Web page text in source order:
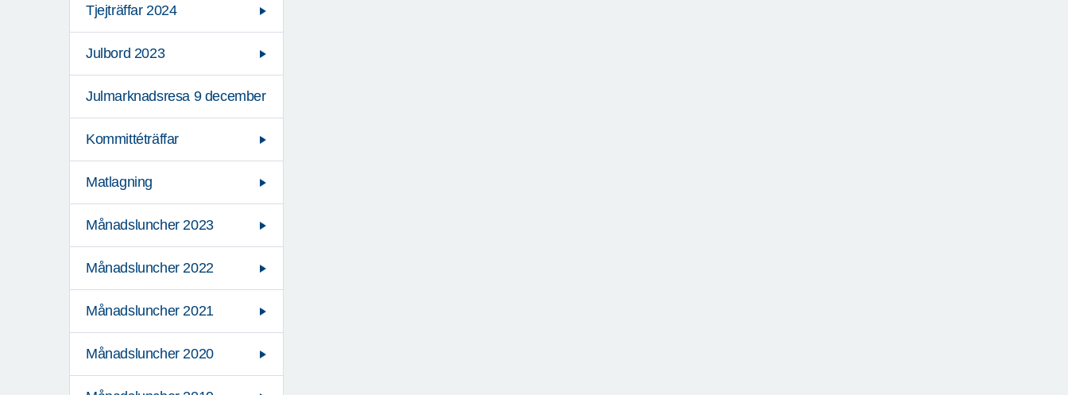
Tjejträffar 2024
Julbord 2023
Julmarknadsresa 9 december
Kommittéträffar
Matlagning
Månadsluncher 2023
Månadsluncher 2022
Månadsluncher 2021
Månadsluncher 2020